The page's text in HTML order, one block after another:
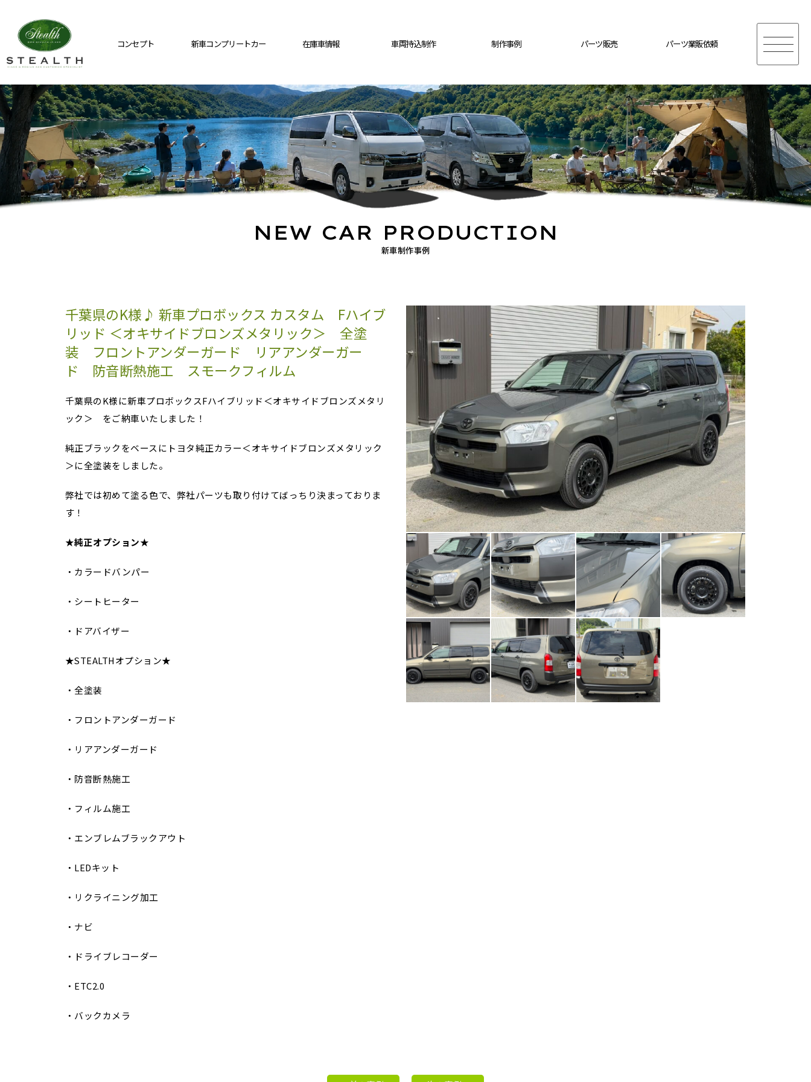
コンセプト 新車コンプリートカー 在庫車情報 車両持込制作 制作事例 パーツ販売 パーツ業販依頼
新車制作事例
NEW CAR PRODUCTION
千葉県のK様♪ 新車プロボックス カスタム Fハイブ
リッド ＜オキサイドブロンズメタリック＞ 全塗
装 フロントアンダーガード リアアンダーガー
ド 防音断熱施工 スモークフィルム
千葉県のK様に新車プロボックスFハイブリッド＜オキサイドブロンズメタリ
ック＞ をご納車いたしました！
純正ブラックをベースにトヨタ純正カラー＜オキサイドブロンズメタリック
＞に全塗装をしました。
弊社では初めて塗る色で、弊社パーツも取り付けてばっちり決まっておりま
す！
★純正オプション★
・カラードバンパー
・シートヒーター
・ドアバイザー
★STEALTHオプション★
・全塗装
・フロントアンダーガード
・リアアンダーガード
・防音断熱施工
・フィルム施工
・エンブレムブラックアウト
・LEDキット
・リクライニング加工
・ナビ
・ドライブレコーダー
・ETC2.0
・バックカメラ